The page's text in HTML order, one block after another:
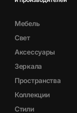
Мебель
Свет
Аксессуары
Зеркала
Пространства
Коллекции
Стили